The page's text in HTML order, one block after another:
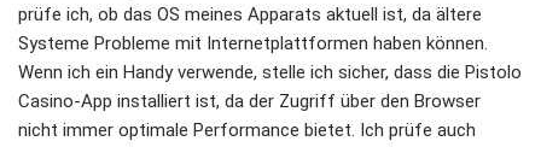
prüfe ich, ob das OS meines Apparats aktuell ist, da ältere
Systeme Probleme mit Internetplattformen haben können.
Wenn ich ein Handy verwende, stelle ich sicher, dass die Pistolo
Casino-App installiert ist, da der Zugriff über den Browser
nicht immer optimale Performance bietet. Ich prüfe auch